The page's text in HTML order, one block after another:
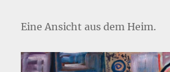
Eine Ansicht aus dem Heim.